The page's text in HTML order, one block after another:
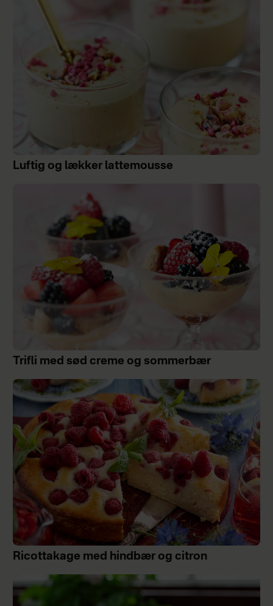
Luftig og lækker lattemousse
Trifli med sød creme og sommerbær
Ricottakage med hindbær og citron